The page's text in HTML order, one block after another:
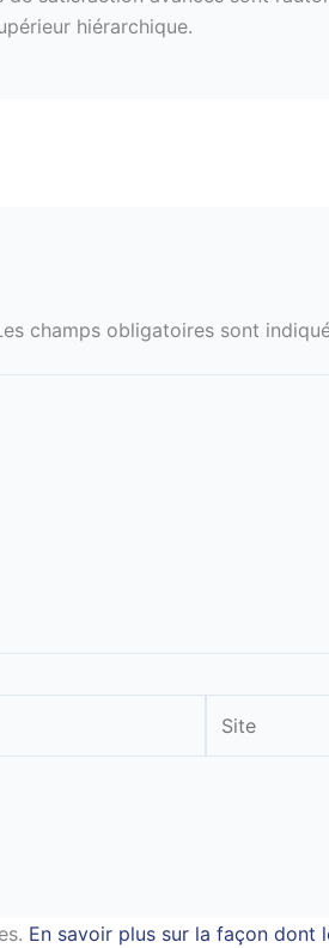
hiérarchique.
champs obligatoires sont
En savoir plus sur la façon dont